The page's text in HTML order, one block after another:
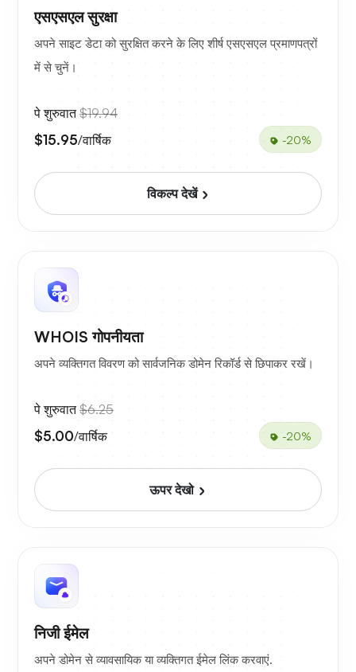
एसएसएल सुरक्षा
अपने साइट डेटा को सुरक्षित करने के लिए शीर्ष एसएसएल प्रमाणपत्रों
में से चुनें।
पे शुरुवात$19.94
$15.95/वार्षिक -20%
विकल्प देखें
WHOIS गोपनीयता
अपने व्यक्तिगत विवरण को सार्वजनिक डोमेन रिकॉर्ड से छिपाकर रखें।
पे शुरुवात$6.25
$5.00/वार्षिक -20%
ऊपर देखो
निजी ईमेल
अपने डोमेन से व्यावसायिक या व्यक्तिगत ईमेल लिंक करवाएं.